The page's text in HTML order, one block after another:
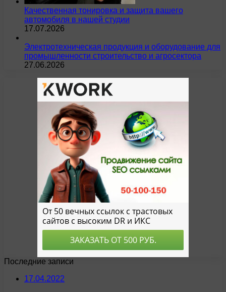
Качественная тонировка и защита вашего
автомобиля в нашей студии
17.07.2026
Электротехническая продукция и оборудование для
промышленности строительство и агросектора
27.06.2026
Последние записи
17.04.2022